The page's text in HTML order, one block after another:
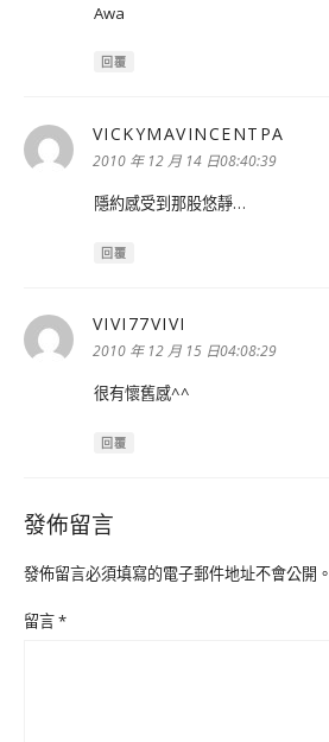
Awa
回覆
VICKYMAVINCENTPA
2010 年 12 月 14 日08:40:39
隱約感受到那股悠靜…
回覆
VIVI77VIVI
示:
2010 年 12 月 15 日04:08:29
很有懷舊感^^
回覆
發佈留言
發佈留言必須填寫的電子郵件地址不會公開。
留言*